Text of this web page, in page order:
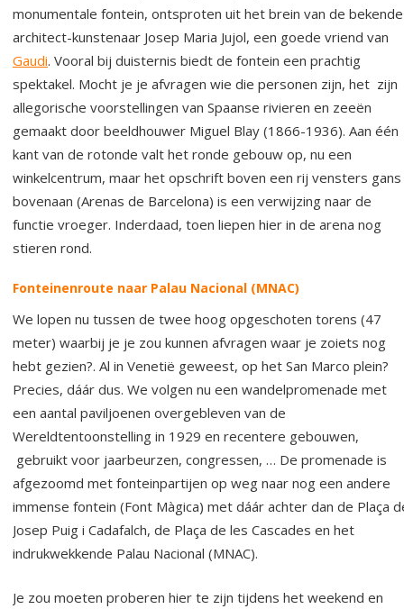
monumentale fontein, ontsproten uit het brein van de bekende
architect-kunstenaar Josep Maria Jujol, een goede vriend van
Gaudi. Vooral bij duisternis biedt de fontein een prachtig
spektakel. Mocht je je afvragen wie die personen zijn, het zijn
allegorische voorstellingen van Spaanse rivieren en zeeën
gemaakt door beeldhouwer Miguel Blay (1866-1936). Aan één
kant van de rotonde valt het ronde gebouw op, nu een
winkelcentrum, maar het opschrift boven een rij vensters gans
bovenaan (Arenas de Barcelona) is een verwijzing naar de
functie vroeger. Inderdaad, toen liepen hier in de arena nog
stieren rond.
Fonteinenroute naar Palau Nacional (MNAC)
We lopen nu tussen de twee hoog opgeschoten torens (47
meter) waarbij je je zou kunnen afvragen waar je zoiets nog
hebt gezien?. Al in Venetië geweest, op het San Marco plein?
Precies, dáár dus. We volgen nu een wandelpromenade met
een aantal paviljoenen overgebleven van de
Wereldtentoonstelling in 1929 en recentere gebouwen,
gebruikt voor jaarbeurzen, congressen, … De promenade is
afgezoomd met fonteinpartijen op weg naar nog een andere
immense fontein (Font Màgica) met dáár achter dan de Plaça
Josep Puig i Cadafalch, de Plaça de les Cascades en het
indrukwekkende Palau Nacional (MNAC).
Je zou moeten proberen hier te zijn tijdens het weekend en